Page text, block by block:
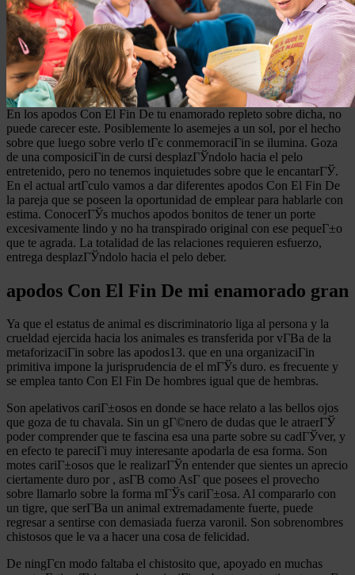
En los apodos Con El Fin De tu enamorado repleto sobre dicha, no
puede carecer este. Posiblemente lo asemejes a un sol, por el hecho
sobre que luego sobre verlo tГє conmemoraciГіn se ilumina. Goza
de una composiciГіn de cursi desplazГЎndolo hacia el pelo
entretenido, pero no tenemos inquietudes sobre que le encantarГЎ.
En el actual artГ­culo vamos a dar diferentes apodos Con El Fin De
la pareja que se poseen la oportunidad de emplear para hablarle con
estima. ConocerГЎs muchos apodos bonitos de tener un porte
excesivamente lindo y no ha transpirado original con ese pequeГ±o
que te agrada. La totalidad de las relaciones requieren esfuerzo,
entrega desplazГЎndolo hacia el pelo deber.
apodos Con El Fin De mi enamorado gran
Ya que el estatus de animal es discriminatorio liga al persona y la
crueldad ejercida hacia los animales es transferida por vГ­В­a de la
metaforizaciГіn sobre las apodos13. que en una organizaciГіn
primitiva impone la jurisprudencia de el mГЎs duro. es frecuente y
se emplea tanto Con El Fin De hombres igual que de hembras.
Son apelativos cariГ±osos en donde se hace relato a las bellos ojos
que goza de tu chavala. Sin un gГ©nero de dudas que le atraerГЎ
poder comprender que te fascina esa una parte sobre su cadГЎver, y
en efecto te pareciГі muy interesante apodarla de esa forma. Son
motes cariГ±osos que le realizarГЎn entender que sientes un aprecio
ciertamente duro por , asГ­В­ como AsГ­ que posees el provecho
sobre llamarlo sobre la forma mГЎs cariГ±osa. Al compararlo con
un tigre, que serГ­В­a un animal extremadamente fuerte, puede
regresar a sentirse con demasiada fuerza varonil. Son sobrenombres
chistosos que le va a hacer una cosa de felicidad.
De ningГєn modo faltaba el chistosito que, apoyado en muchas